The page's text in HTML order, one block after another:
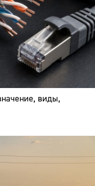
виды,